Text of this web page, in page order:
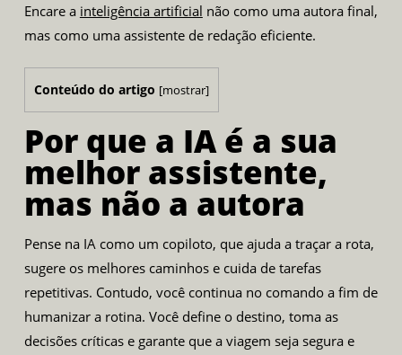
Encare a inteligência artificial não como uma autora final,
mas como uma assistente de redação eficiente.
Conteúdo do artigo [mostrar]
Por que a IA é a sua
melhor assistente,
mas não a autora
Pense na IA como um copiloto, que ajuda a traçar a rota,
sugere os melhores caminhos e cuida de tarefas
repetitivas. Contudo, você continua no comando a fim de
humanizar a rotina. Você define o destino, toma as
decisões críticas e garante que a viagem seja segura e